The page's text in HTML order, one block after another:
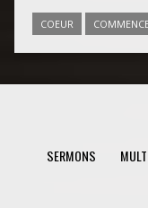
COEUR
SERMONS